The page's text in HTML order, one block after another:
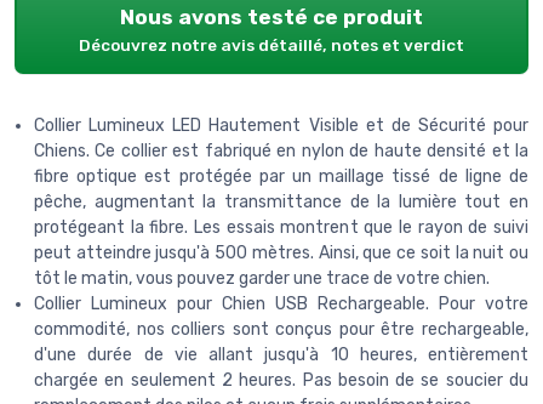
Nous avons testé ce produit
Découvrez notre avis détaillé, notes et verdict
Collier Lumineux LED Hautement Visible et de Sécurité pour
Chiens. Ce collier est fabriqué en nylon de haute densité et la
fibre optique est protégée par un maillage tissé de ligne de
pêche, augmentant la transmittance de la lumière tout en
protégeant la fibre. Les essais montrent que le rayon de suivi
peut atteindre jusqu'à 500 mètres. Ainsi, que ce soit la nuit ou
tôt le matin, vous pouvez garder une trace de votre chien.
Collier Lumineux pour Chien USB Rechargeable. Pour votre
commodité, nos colliers sont conçus pour être rechargeable,
d'une durée de vie allant jusqu'à 10 heures, entièrement
chargée en seulement 2 heures. Pas besoin de se soucier du